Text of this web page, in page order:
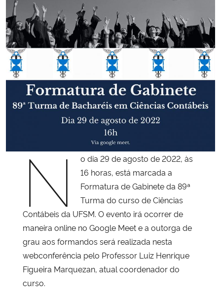
Ministério do Turismo
Ministério do Desenvolvimento Regional
Controladoria-Geral da União
Ministério da Mulher, da Família e dos Direitos Humanos
Secretaria-Geral
Gabinete de Segurança Institucional
Advocacia-Geral da União
Banco Central do Brasil
Planalto
N
o dia 29 de agosto de 2022, às
16 horas, está marcada a
Formatura de Gabinete da 89ª
Turma do curso de Ciências
Contábeis da UFSM. O evento irá ocorrer de
maneira online no Google Meet e a outorga de
grau aos formandos será realizada nesta
webconferência pelo Professor Luiz Henrique
Figueira Marquezan, atual coordenador do
curso.